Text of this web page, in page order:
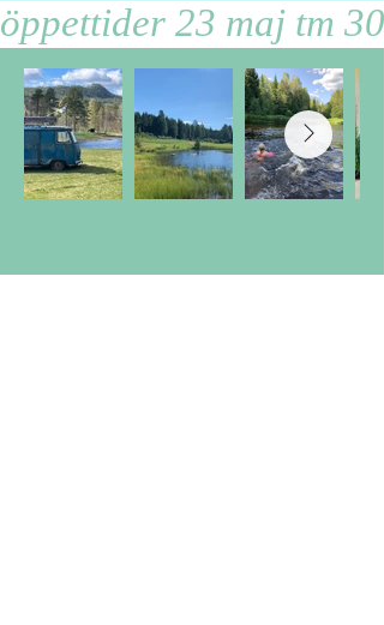
öppettider 23 maj tm